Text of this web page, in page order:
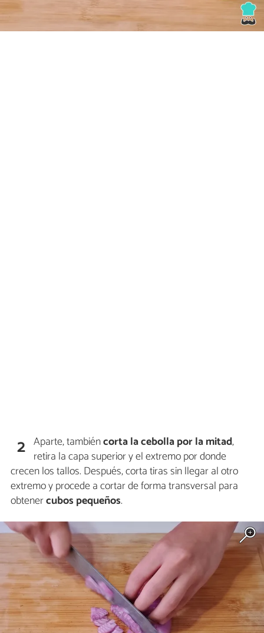
2 Aparte, tambiéncorta la cebolla por la mitad,
retira la capa superior y el extremo por donde
crecen los tallos. Después, corta tiras sin llegar al otro
extremo y procede a cortar de forma transversal para
obtenercubos pequeños.